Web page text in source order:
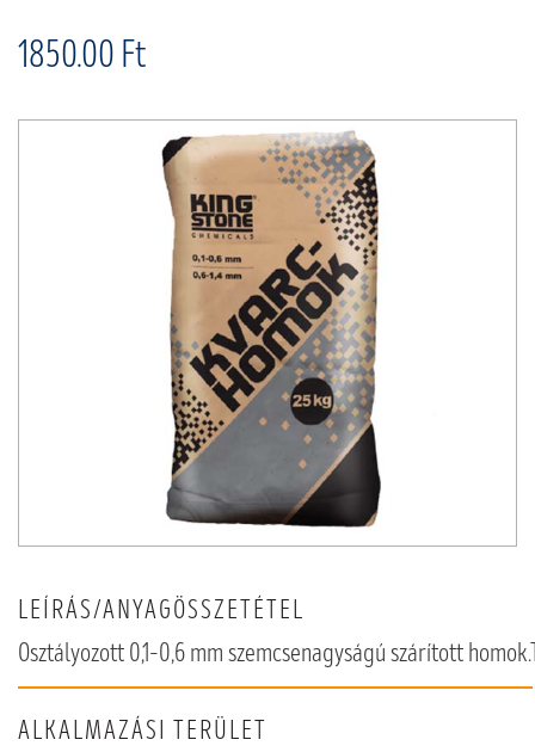
1850.00 Ft
LEÍRÁS/ANYAGÖSSZETÉTEL
Osztályozott 0,1–0,6 mm szemcsenagyságú szárított
ALKALMAZÁSI TERÜLET